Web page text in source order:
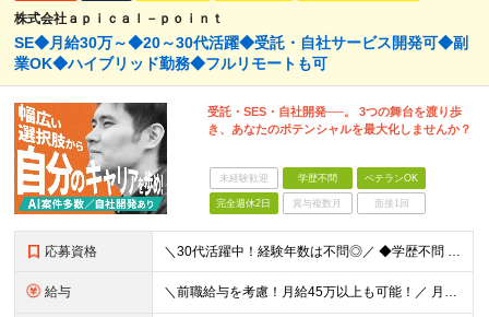
株式会社ａｐｉｃａｌ－ｐｏｉｎｔ
SE◆月給30万～◆20～30代活躍◆受託・自社サービス開発可◆副
業OK◆ハイブリッド勤務◆フルリモートも可
受託・SES・自社開発──。 3つの舞台を渡り歩
き、あなたのポテンシャルを最大化しませんか？
未経験歓迎 学歴不問 ベテランOK
完全週休2日 賞与複数月 面接1回
応募資格 ＼30代活躍中！経験年数は不問◎／ ◆学歴不問 ◆何らかのプログラミング・システム開発経験をお持ちの方 ＜こんな方をお待ちしております！＞ ◎幅広い技術領域に挑戦し、スキルの幅を広げたい方 ◎AI・
給与 ＼前職給与を考慮！月給45万以上も可能！／ 月給30万円～80万円＋賞与（業績による） ※スキルや経験により決定いたします ※固定残業代（月30時間分／5万5102円～）を含みます。超過分は別途支給